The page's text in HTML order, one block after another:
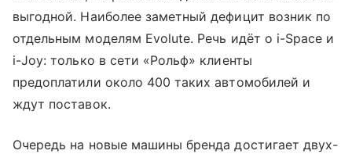
выгодной. Наиболее заметный дефицит возник по
отдельным моделям Evolute. Речь идёт о i-Space и
i-Joy: только в сети «Рольф» клиенты
предоплатили около 400 таких автомобилей и
ждут поставок.
Очередь на новые машины бренда достигает двух-